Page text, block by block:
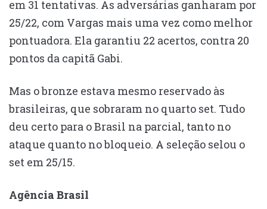
em 31 tentativas. As adversárias ganharam por
25/22, com Vargas mais uma vez como melhor
pontuadora. Ela garantiu 22 acertos, contra 20
pontos da capitã Gabi.
Mas o bronze estava mesmo reservado às
brasileiras, que sobraram no quarto set. Tudo
deu certo para o Brasil na parcial, tanto no
ataque quanto no bloqueio. A seleção selou o
set em 25/15.
Agência Brasil